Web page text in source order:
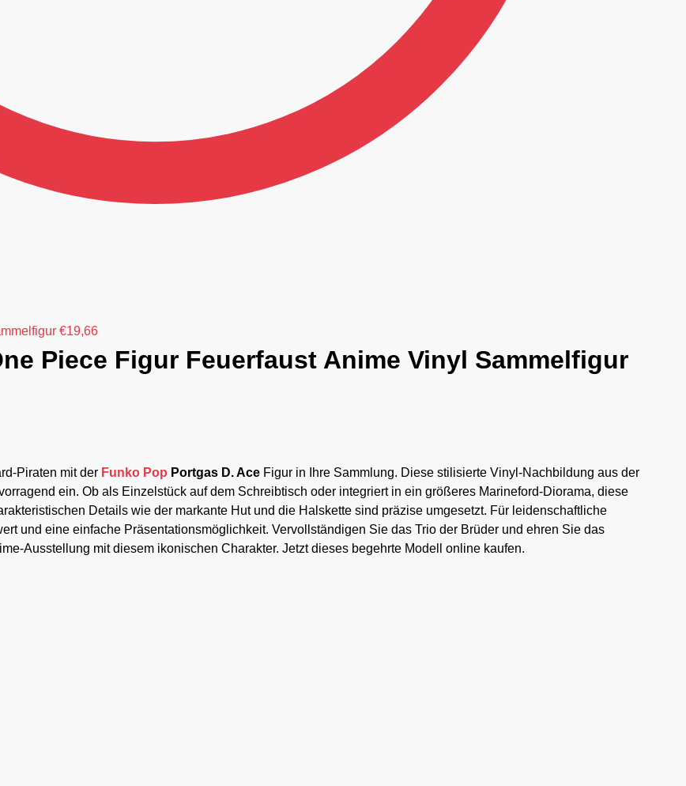
€19,66
Piece Figur Feuerfaust Anime Vinyl Sammelfigur
Piraten mit der Funko Pop Portgas D. AceFigur in Ihre Sammlung. Diese stilisierte Vinyl-Nachbildung aus der
ein. Ob als Einzelstück auf dem Schreibtisch oder integriert in ein größeres Marineford-Diorama, diese
Details wie der markante Hut und die Halskette sind präzise umgesetzt. Für leidenschaftliche
und eine einfache Präsentationsmöglichkeit. Vervollständigen Sie das Trio der Brüder und ehren Sie das
Ausstellung mit diesem ikonischen Charakter. Jetzt dieses begehrte Modell online kaufen.